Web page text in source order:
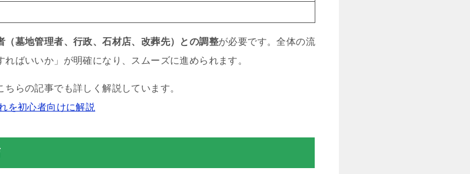
（墓地管理者、行政、石材店、改葬先）との調整が必要です。全体の流
ばいいか」が明確になり、スムーズに進められます。
らの記事でも詳しく解説しています。
を初心者向けに解説